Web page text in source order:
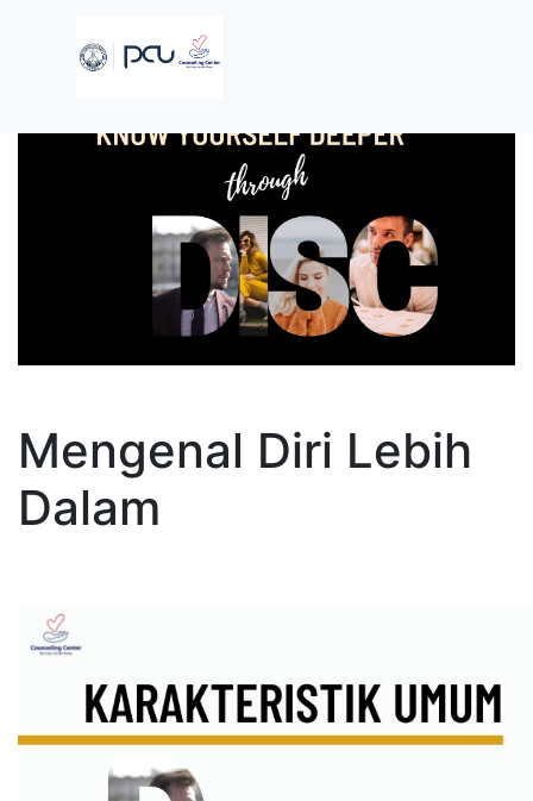
Mengenal Diri Lebih
Dalam